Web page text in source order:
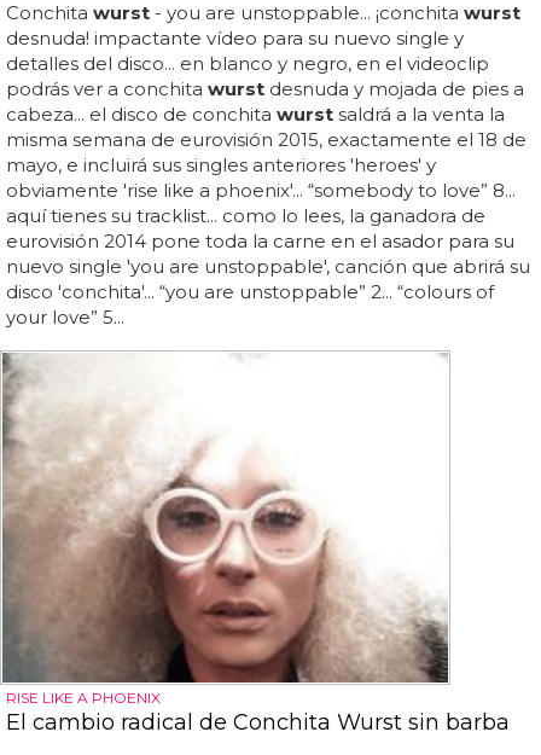
Conchita wurst - you are unstoppable... ¡conchita wurst
desnuda! impactante vídeo para su nuevo single y
detalles del disco... en blanco y negro, en el videoclip
podrás ver a conchita wurst desnuda y mojada de pies a
cabeza... el disco de conchita wurst saldrá a la venta la
misma semana de eurovisión 2015, exactamente el 18 de
mayo, e incluirá sus singles anteriores 'heroes' y
obviamente 'rise like a phoenix'... “somebody to love” 8...
aquí tienes su tracklist... como lo lees, la ganadora de
eurovisión 2014 pone toda la carne en el asador para su
nuevo single 'you are unstoppable', canción que abrirá su
disco 'conchita'... “you are unstoppable” 2... “colours of
your love” 5...
RISE LIKE A PHOENIX
El cambio radical de Conchita Wurst sin barba